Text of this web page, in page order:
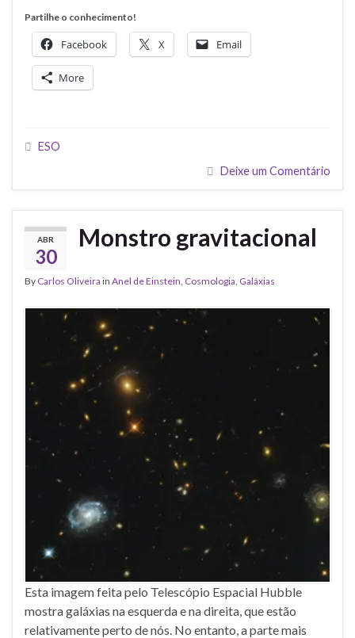
Partilhe o conhecimento!
Facebook X Email
More
ESO
Deixe um Comentário
ABR
30
Monstro gravitacional
By Carlos Oliveira in Anel de Einstein, Cosmologia, Galáxias
Esta imagem feita pelo Telescópio Espacial Hubble
mostra galáxias na esquerda e na direita, que estão
relativamente perto de nós. No entanto, a parte mais